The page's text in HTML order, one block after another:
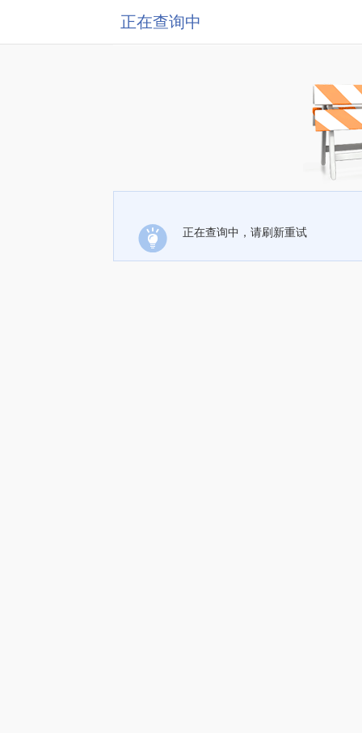
正在查询中
正在查询中，请刷新重试